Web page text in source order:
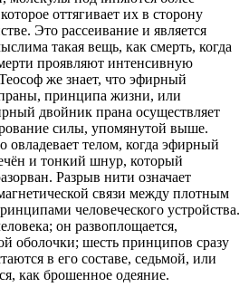
оттягивает их в сторону
Это рассеивание и является
такая вещь, как смерть, когда
проявляют интенсивную
же знает, что эфирный
принципа жизни, или
двойник прана осуществляет
силы, упомянутой выше.
овладевает телом, когда эфирный
и тонкий шнур, который
Разрыв нити означает
связи между плотным
человеческого устройства.
он развоплощается,
оболочки; шесть принципов сразу
в его составе, седьмой, или
как брошенное одеяние.